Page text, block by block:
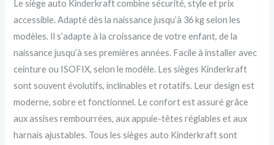
Le siège auto Kinderkraft combine sécurité, style et prix
accessible. Adapté dès la naissance jusqu’à 36 kg selon les
modèles. Il s’adapte à la croissance de votre enfant, de la
naissance jusqu’à ses premières années. Facile à installer avec
ceinture ou ISOFIX, selon le modèle. Les sièges Kinderkraft
sont souvent évolutifs, inclinables et rotatifs. Leur design est
moderne, sobre et fonctionnel. Le confort est assuré grâce
aux assises rembourrées, aux appuie-têtes réglables et aux
harnais ajustables. Tous les sièges auto Kinderkraft sont